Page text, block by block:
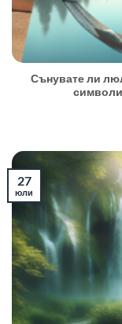
Сънувате ли
27
юли